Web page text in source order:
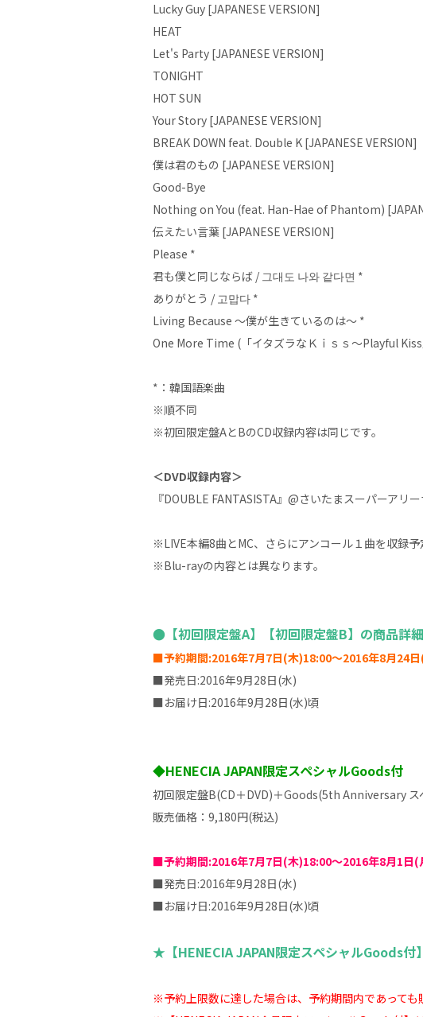
Lucky Guy [JAPANESE VERSION]
HEAT
Let's Party [JAPANESE VERSION]
TONIGHT
HOT SUN
Your Story [JAPANESE VERSION]
BREAK DOWN feat. Double K [JAPANESE VERSION]
僕は君のもの [JAPANESE VERSION]
Good-Bye
Nothing on You (feat. Han-Hae of Phantom)
伝えたい言葉 [JAPANESE VERSION]
Please *
君も僕と同じならば / 그대도 나와 같다면 *
ありがとう / 고맙다 *
Living Because ～僕が生きているのは～ *
One More Time (「イタズラなＫｉｓｓ～Playful
*：韓国語楽曲
※順不同
※初回限定盤AとBのCD収録内容は同じです。
＜DVD収録内容＞
『DOUBLE FANTASISTA』@さいたまスーパーア
※LIVE本編8曲とMC、さらにアンコール１曲を収録予
※Blu-rayの内容とは異なります。
●【初回限定盤A】【初回限定盤B】の商品詳
■予約期間:2016年7月7日(木)18:00～2016年8月24
■発売日:2016年9月28日(水)
■お届け日:2016年9月28日(水)頃
◆HENECIA JAPAN限定スペシャルGoods付
初回限定盤B(CD＋DVD)＋Goods(5th Anniversary ス
販売価格：9,180円(税込)
■予約期間:2016年7月7日(木)18:00～2016年8月1日
■発売日:2016年9月28日(水)
■お届け日:2016年9月28日(水)頃
★【HENECIA JAPAN限定スペシャルGoods付
※予約上限数に達した場合は、予約期間内であっても